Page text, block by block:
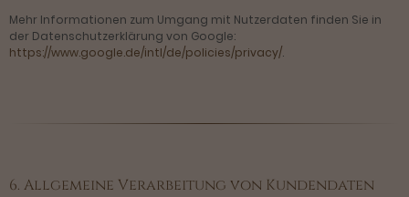
Mehr Informationen zum Umgang mit Nutzerdaten finden Sie in
der Datenschutzerklärung von Google:
https://www.google.de/intl/de/policies/privacy/.
6. Allgemeine Verarbeitung von Kundendaten